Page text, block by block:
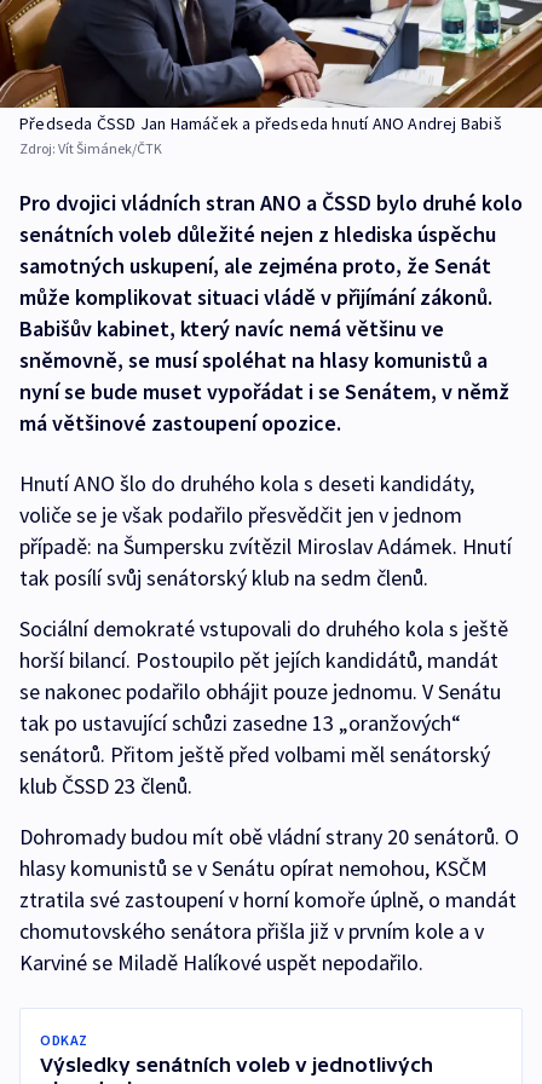
Předseda ČSSD Jan Hamáček a předseda hnutí ANO Andrej Babiš
Zdroj: Vít Šimánek/ČTK
Pro dvojici vládních stran ANO a ČSSD bylo druhé kolo
senátních voleb důležité nejen z hlediska úspěchu
samotných uskupení, ale zejména proto, že Senát
může komplikovat situaci vládě v přijímání zákonů.
Babišův kabinet, který navíc nemá většinu ve
sněmovně, se musí spoléhat na hlasy komunistů a
nyní se bude muset vypořádat i se Senátem, v němž
má většinové zastoupení opozice.
Hnutí ANO šlo do druhého kola s deseti kandidáty,
voliče se je však podařilo přesvědčit jen v jednom
případě: na Šumpersku zvítězil Miroslav Adámek. Hnutí
tak posílí svůj senátorský klub na sedm členů.
Sociální demokraté vstupovali do druhého kola s ještě
horší bilancí. Postoupilo pět jejích kandidátů, mandát
se nakonec podařilo obhájit pouze jednomu. V Senátu
tak po ustavující schůzi zasedne 13 „oranžových“
senátorů. Přitom ještě před volbami měl senátorský
klub ČSSD 23 členů.
Dohromady budou mít obě vládní strany 20 senátorů. O
hlasy komunistů se v Senátu opírat nemohou, KSČM
ztratila své zastoupení v horní komoře úplně, o mandát
chomutovského senátora přišla již v prvním kole a v
Karviné se Miladě Halíkové uspět nepodařilo.
ODKAZ
Výsledky senátních voleb v jednotlivých